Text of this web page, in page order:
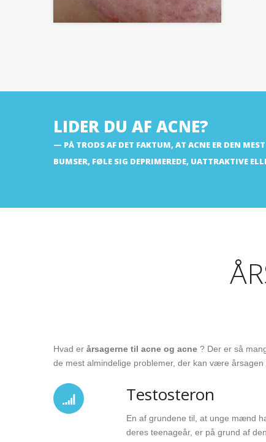
LIDER DU AF ACNE?
PÅ TRODS AF DET FAKTUM, AT ACNE ER DEN
BUMSER, FØLE SIG DEPRIMEREDE, UATTRAKTIVE
Hvad er årsagerne til acne og acne ? Der er så
de mest almindelige problemer, der kan være årsagen
Testosteron
En af grundene til, at unge mænd
deres teenageår, er på grund af den